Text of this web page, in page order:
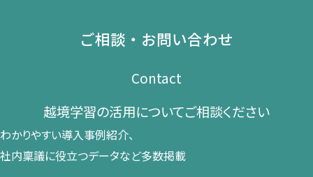
ご相談・お問い合わせ
Contact
越境学習の​活用に​ついて​ご相談ください​
わかりやすい導入事例紹介、​
社内稟議に​役立つデータなど​多数掲載